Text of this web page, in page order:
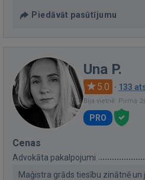
Piedāvāt pasūtījumu
Una P.
5.0 · 133
Bija vietnē: Pirms
PRO
Cenas
Advokāta pakalpojumi
Maģistra grāds tiesību zinātnē